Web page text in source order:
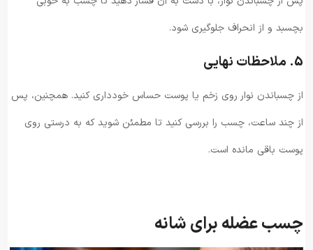
بچسبد و از انحراف جلوگیری شود.
5. ملاحظات نهایی
از چسباندن نوار روی زخم یا پوست حساس خودداری کنید. همچنین، پس
از چند ساعت، چسب را بررسی کنید تا مطمئن شوید که به درستی روی
پوست باقی مانده است.
چسب عضله برای شانه